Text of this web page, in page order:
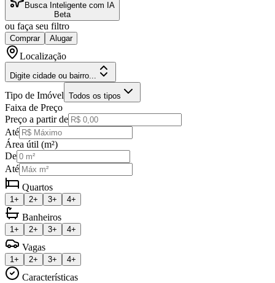
Busca Inteligente com IA
Beta
ou faça seu filtro
Comprar Alugar
Localização
Digite cidade ou bairro...
Tipo de Imóvel Todos os tipos
Faixa de Preço
Preço a partir de
Até
Área útil (m²)
De
Até
Quartos
1+ 2+ 3+ 4+
Banheiros
1+ 2+ 3+ 4+
Vagas
1+ 2+ 3+ 4+
Características